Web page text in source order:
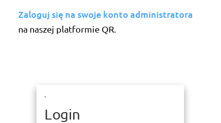
Zaloguj się na swoje konto administratora
na naszej platformie QR.
.
Login